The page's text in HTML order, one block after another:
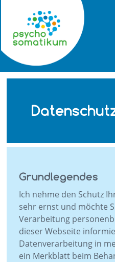
Grundlegendes
Ich nehme den Schutz
sehr ernst und möchte
Verarbeitung
dieser Webseite
Datenverarbeitung in
ein Merkblatt beim